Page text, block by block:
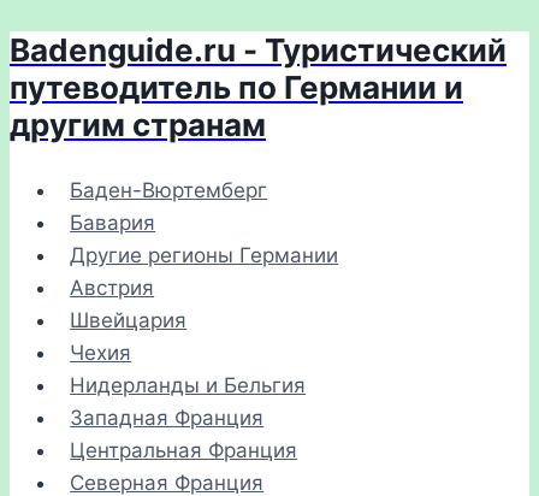
Перейти
к
содержимому
Badenguide.ru - Туристический
путеводитель по Германии и
другим странам
Баден-Вюртемберг
Бавария
Другие регионы Германии
Австрия
Швейцария
Чехия
Нидерланды и Бельгия
Западная Франция
Центральная Франция
Северная Франция